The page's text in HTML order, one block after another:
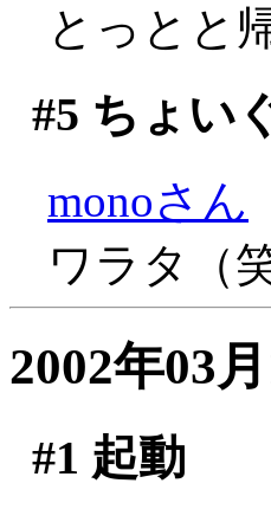
とっとと
#5 ちょい
monoさん
ワラタ（笑
2002年03
#1 起動